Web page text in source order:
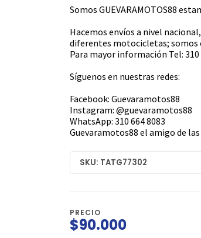
Somos GUEVARAMOTOS88
Hacemos envíos a nivel
diferentes motocicletas; somos
Para mayor información Tel: 310
Síguenos en nuestras redes:
Facebook: Guevaramotos88
Instagram: @guevaramotos88
WhatsApp: 310 664 8083
Guevaramotos88 el amigo de las
SKU: TATG77302
PRECIO
$90.000